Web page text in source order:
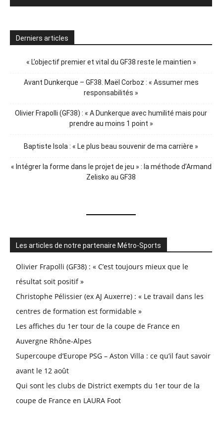
Derniers articles
« L’objectif premier et vital du GF38 reste le maintien »
Avant Dunkerque – GF38. Maël Corboz : « Assumer mes
responsabilités »
Olivier Frapolli (GF38) : « A Dunkerque avec humilité mais pour
prendre au moins 1 point »
Baptiste Isola : « Le plus beau souvenir de ma carrière »
« Intégrer la forme dans le projet de jeu » : la méthode d’Armand
Zelisko au GF38
Les articles de notre partenaire Métro-Sports
Olivier Frapolli (GF38) : « C’est toujours mieux que le
résultat soit positif »
Christophe Pélissier (ex AJ Auxerre) : « Le travail dans les
centres de formation est formidable »
Les affiches du 1er tour de la coupe de France en
Auvergne Rhône-Alpes
Supercoupe d’Europe PSG – Aston Villa : ce qu’il faut savoir
avant le 12 août
Qui sont les clubs de District exempts du 1er tour de la
coupe de France en LAURA Foot